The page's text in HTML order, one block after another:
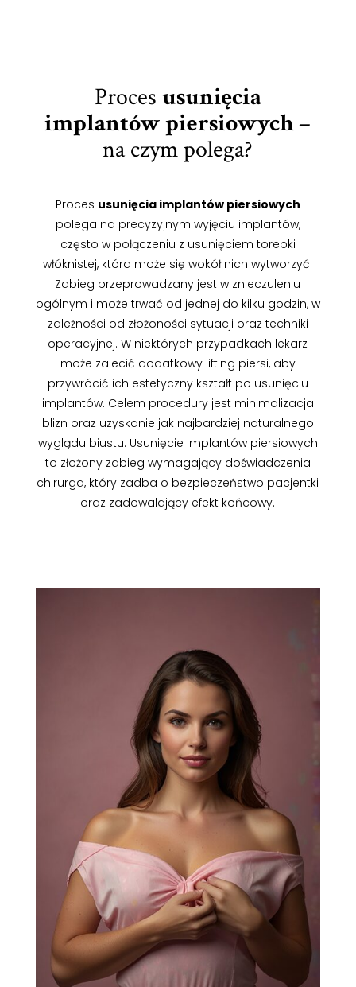
Proces usunięcia
implantów piersiowych–
na czym polega?
Proces usunięcia implantów piersiowych
polega na precyzyjnym wyjęciu implantów,
często w połączeniu z usunięciem torebki
włóknistej, która może się wokół nich wytworzyć.
Zabieg przeprowadzany jest w znieczuleniu
ogólnym i może trwać od jednej do kilku godzin, w
zależności od złożoności sytuacji oraz techniki
operacyjnej. W niektórych przypadkach lekarz
może zalecić dodatkowy lifting piersi, aby
przywrócić ich estetyczny kształt po usunięciu
implantów. Celem procedury jest minimalizacja
blizn oraz uzyskanie jak najbardziej naturalnego
wyglądu biustu. Usunięcie implantów piersiowych
to złożony zabieg wymagający doświadczenia
chirurga, który zadba o bezpieczeństwo pacjentki
oraz zadowalający efekt końcowy.